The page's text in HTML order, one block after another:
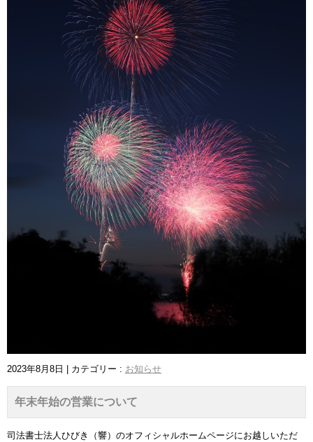
2023年8月8日 カテゴリー : お知らせ
年末年始の営業について
司法書士法人ひびき（響）のオフィシャルホームページにお越しいただ